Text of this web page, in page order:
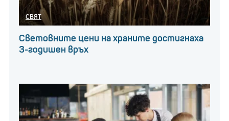
СВЯТ
Световните цени на храните достигнаха
3-годишен връх